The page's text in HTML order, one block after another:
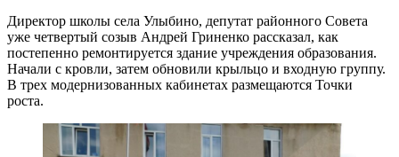
Директор школы села Улыбино, депутат районного Совета
уже четвертый созыв Андрей Гриненко рассказал, как
постепенно ремонтируется здание учреждения образования.
Начали с кровли, затем обновили крыльцо и входную группу.
В трех модернизованных кабинетах размещаются Точки
роста.